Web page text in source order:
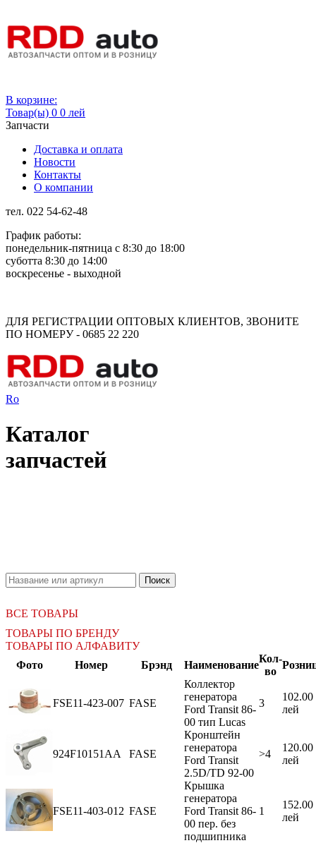
В корзине:
Товар(ы) 0 0 лей
Запчасти
Доставка и оплата
Новости
Контакты
О компании
тел. 022 54-62-48
График работы:
понедельник-пятница с 8:30 до 18:00
суботта 8:30 до 14:00
воскресенье - выходной
ДЛЯ РЕГИСТРАЦИИ ОПТОВЫХ КЛИЕНТОВ, ЗВОНИТЕ
ПО НОМЕРУ - 0685 22 220
Ro
Каталог
запчастей
ВСЕ ТОВАРЫ
ТОВАРЫ ПО БРЕНДУ
ТОВАРЫ ПО АЛФАВИТУ
Фото
Номер Брэнд Наименование
Кол-
во
FSE11-423-007 FASE
Коллектор
генератора
Ford Transit 86-
00 тип Lucas
3
102.00
лей
924F10151AA FASE
Кронштейн
генератора
Ford Transit
2.5D/TD 92-00
>4
120.00
лей
FSE11-403-012 FASE
Крышка
генератора
Ford Transit 86-
00 пер. без
подшипника
1
152.00
лей